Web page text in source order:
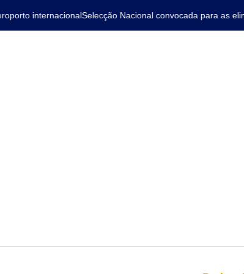
internacionalSelecção Nacional convocada para as